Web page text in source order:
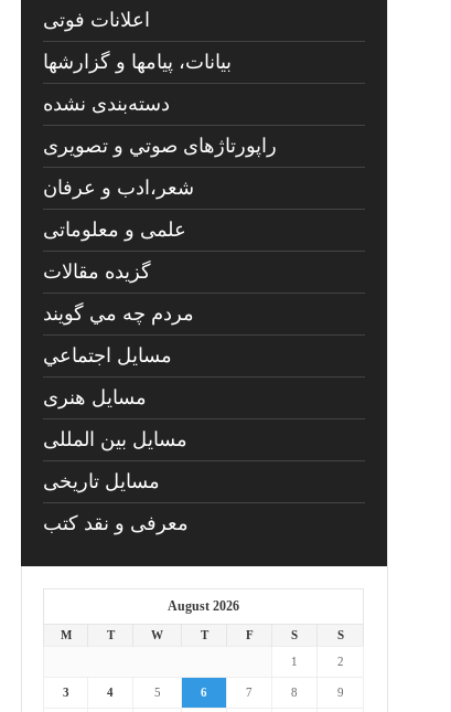
اعلانات فوتی
بیانات، پیامها و گزارشها
دسته‌بندی نشده
راپورتاژهای صوتي و تصويری
شعر،ادب و عرفان
علمی و معلوماتی
گزیده مقالات
مردم چه مي گويند
مسايل اجتماعي
مسايل هنری
مسایل بین المللی
مسایل تاریخی
معرفی و نقد کتب
August 2026
M T W T F S
S
1
2
3 4 5 6 7 8 9